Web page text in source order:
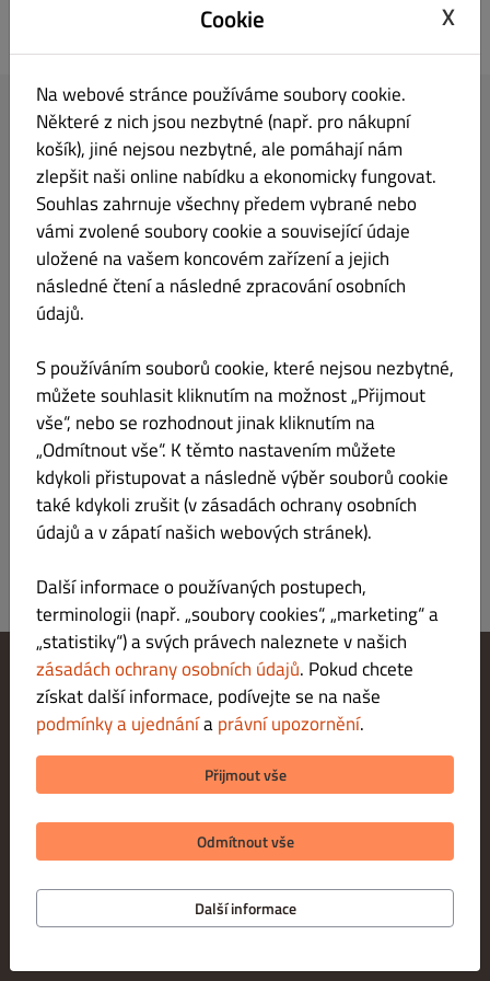
Obnovení hesla účtu
E-mailová adresa, kterou používáš k přihlášení ke svému účtu.
Pošleme ti e-mail s novým heslem.
Přihlášení
Změnit nastavení souborů cookie
Kontaktuj nás
Zásady ochrany osobních údajů
Podmínky a ujednání
Právní upozornění
METODY PLATBY PŘI VYZVEDNUTÍ
Cookie X
Na webové stránce používáme soubory cookie.
Některé z nich jsou nezbytné (např. pro nákupní
košík), jiné nejsou nezbytné, ale pomáhají nám
zlepšit naši online nabídku a ekonomicky fungovat.
Souhlas zahrnuje všechny předem vybrané nebo
vámi zvolené soubory cookie a související údaje
uložené na vašem koncovém zařízení a jejich
následné čtení a následné zpracování osobních
údajů.
S používáním souborů cookie, které nejsou nezbytné,
můžete souhlasit kliknutím na možnost „Přijmout
vše“, nebo se rozhodnout jinak kliknutím na
„Odmítnout vše“. K těmto nastavením můžete
kdykoli přistupovat a následně výběr souborů cookie
také kdykoli zrušit (v zásadách ochrany osobních
údajů a v zápatí našich webových stránek).
Další informace o používaných postupech,
terminologii (např. „soubory cookies“, „marketing“ a
„statistiky“) a svých právech naleznete v našich
zásadách ochrany osobních údajů. Pokud chcete
získat další informace, podívejte se na naše
podmínky a ujednáníaprávní upozornění.
Přijmout vše
Odmítnout vše
Další informace